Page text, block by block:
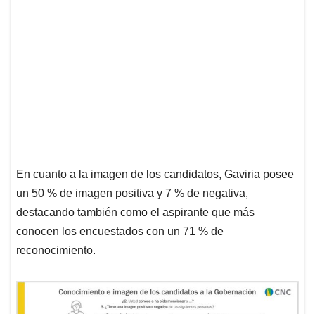
En cuanto a la imagen de los candidatos, Gaviria posee
un 50 % de imagen positiva y 7 % de negativa,
destacando también como el aspirante que más
conocen los encuestados con un 71 % de
reconocimiento.